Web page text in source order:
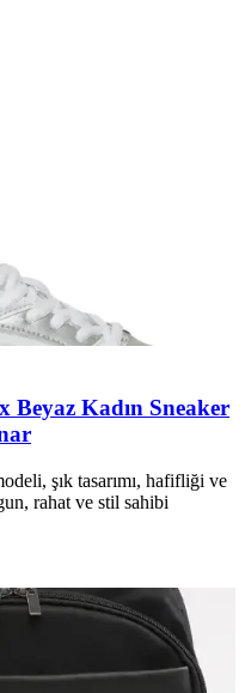
Kadın Sneaker
şık tasarımı, hafifliği ve
rahat ve stil sahibi